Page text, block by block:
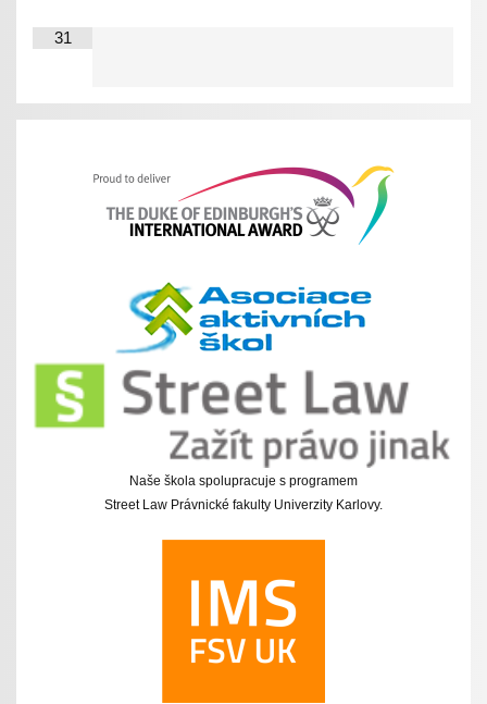
31
Naše škola spolupracuje s programem
Street Law Právnické fakulty Univerzity Karlovy.